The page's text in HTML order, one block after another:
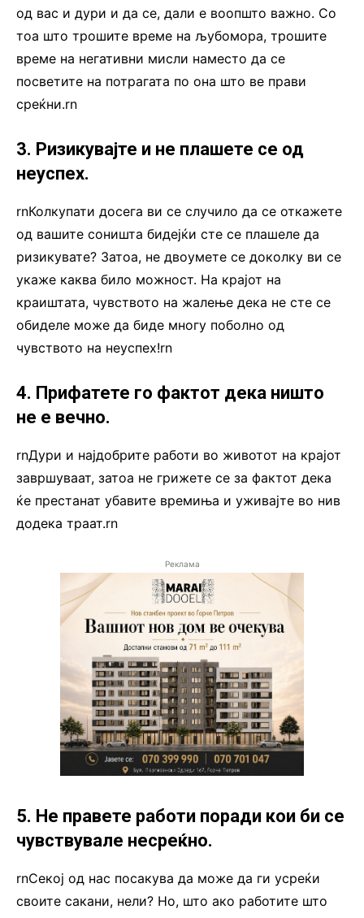
од вас и дури и да се, дали е воопшто важно. Со
тоа што трошите време на љубомора, трошите
време на негативни мисли наместо да се
посветите на потрагата по она што ве прави
среќни.rn
3. Ризикувајте и не плашете се од
неуспех.
rnКолкупати досега ви се случило да се откажете
од вашите соништа бидејќи сте се плашеле да
ризикувате? Затоа, не двоумете се доколку ви се
укаже каква било можност. На крајот на
краиштата, чувството на жалење дека не сте се
обиделе може да биде многу поболно од
чувството на неуспех!rn
4. Прифатете го фактот дека ништо
не е вечно.
rnДури и најдобрите работи во животот на крајот
завршуваат, затоа не грижете се за фактот дека
ќе престанат убавите времиња и уживајте во нив
додека траат.rn
Реклама
5. Не правете работи поради кои би се
чувствувале несреќно.
rnСекој од нас посакува да може да ги усреќи
своите сакани, нели? Но, што ако работите што